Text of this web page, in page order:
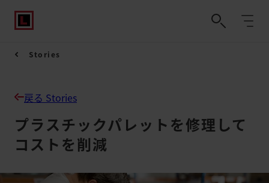
Stories
戻る Stories
プラスチックパレットを修理して
コストを削減